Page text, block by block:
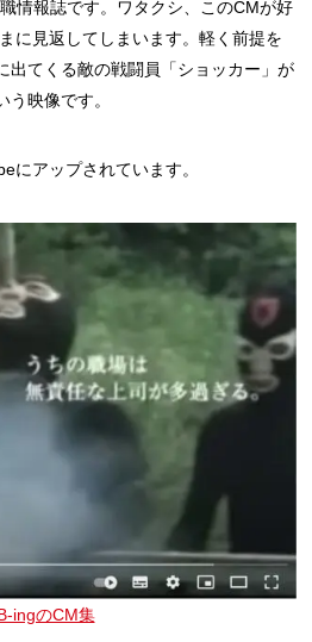
情報誌です。ワタクシ、このCMが好
に見返してしまいます。軽く前提を
出てくる敵の戦闘員「ショッカー」が
映像です。
にアップされています。
ingのCM集